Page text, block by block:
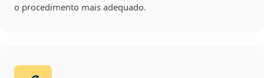
o procedimento mais adequado.